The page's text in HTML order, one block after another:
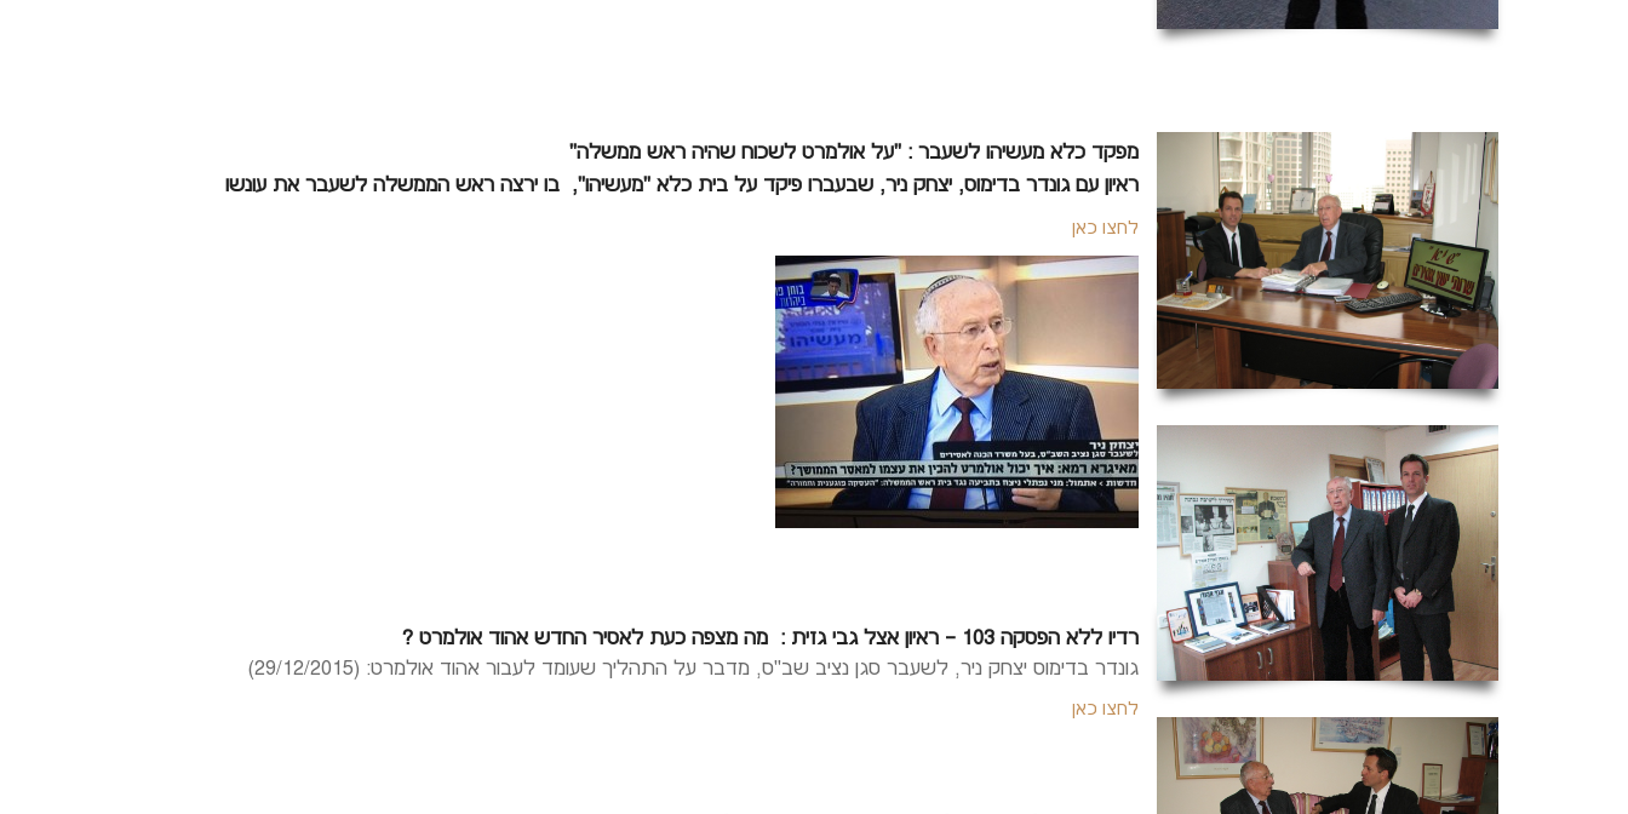
מפקד כלא מעשיהו לשעבר : "על אולמרט לשכוח שהיה ראש ממשלה"
ראיון עם גונדר בדימוס, יצחק ניר, שבעברו פיקד על בית כלא "מעשיהו", בו ירצה ראש הממשלה לשעבר את עונשו
לחצו כאן
רדיו ללא הפסקה 103 – ראיון אצל גבי גזית : מה מצפה כעת לאסיר החדש אהוד אולמרט ?
גונדר בדימוס יצחק ניר, לשעבר סגן נציב שב"ס, מדבר על התהליך שעומד לעבור אהוד אולמרט: (29/12/2015)
לחצו כאן